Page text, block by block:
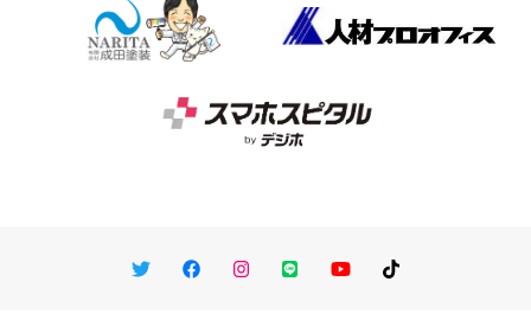
TwitterFacebookInstagram
LINE You TubeTikTok